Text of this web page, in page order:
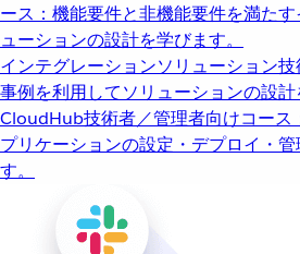
ース：機能要件と非機能要件を満た
ューションの設計を学びます。
インテグレーションソリューション技
事例を利用してソリューションの設計
CloudHub技術者／管理者向けコー
プリケーションの設定・デプロイ・
す。